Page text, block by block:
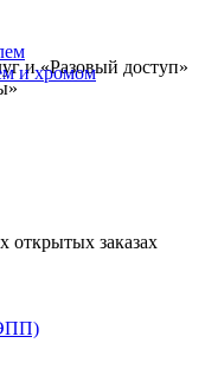
и хромом
и «Разовый доступ»
открытых заказах